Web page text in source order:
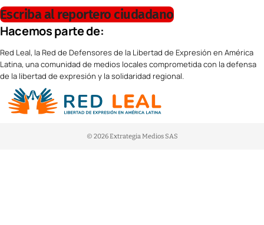
Escriba al reportero ciudadano
Hacemos parte de:
Red Leal, la Red de Defensores de la Libertad de Expresión en América
Latina, una comunidad de medios locales comprometida con la defensa
de la libertad de expresión y la solidaridad regional.
© 2026 Extrategia Medios SAS